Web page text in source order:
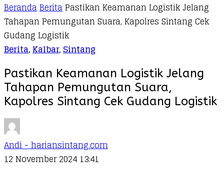
BerandaBeritaPastikan Keamanan Logistik Jelang
Tahapan Pemungutan Suara, Kapolres Sintang Cek
Gudang Logistik
Berita,Kalbar,Sintang
Pastikan Keamanan Logistik Jelang
Tahapan Pemungutan Suara,
Kapolres Sintang Cek Gudang Logistik
Andi - hariansintang.com
12 November 2024 13:41